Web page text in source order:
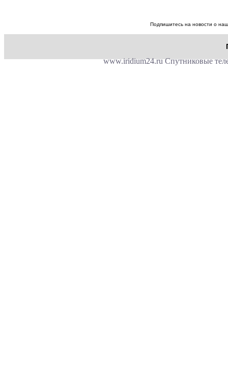
Подпишитесь на новости о
www.iridium24.ru Спутниковые